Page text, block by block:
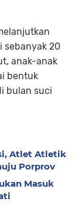
sebanyak 20
anak-anak
bentuk
bulan suci
Atlet Atletik
Porprov
Masuk